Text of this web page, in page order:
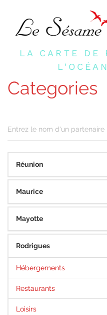
LA CARTE DE
Categories
Réunion
Maurice
Mayotte
Rodrigues
Hébergements
Restaurants
Loisirs